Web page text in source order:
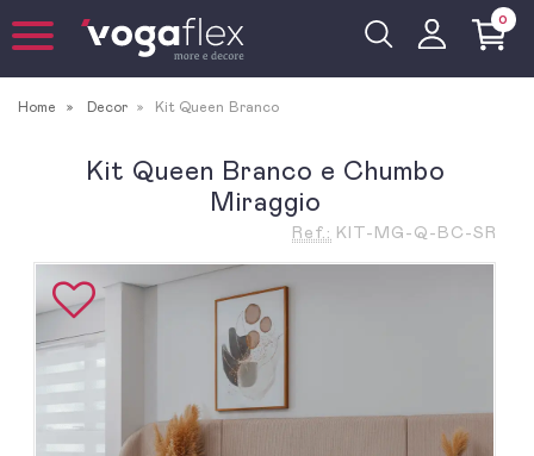
0
Home Decor Kit Queen Branco
Kit Queen Branco e Chumbo
Miraggio
Ref.: KIT-MG-Q-BC-SR